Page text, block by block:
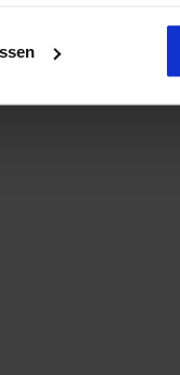
nodig is.